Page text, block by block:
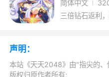
式到超难自虐的65536
5、大容量在线排
6、成就：日排行
榜，与各路高手一起巅
简体中文
三倍钻石返利
声明：
本站《天天2048》由"指尖的、
版权归原作者所有;